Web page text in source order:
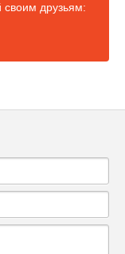
своим друзьям: